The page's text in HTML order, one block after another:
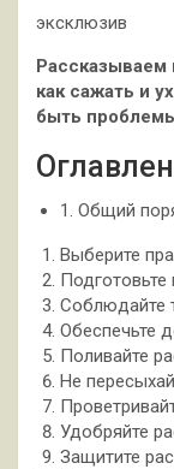
эксклюзив
Рассказываем
как сажать и
быть
1. Общий
Выберите
Подготовьте
Соблюдайте
Обеспечьте
Поливайте
Не
Удобряйте
Защитите